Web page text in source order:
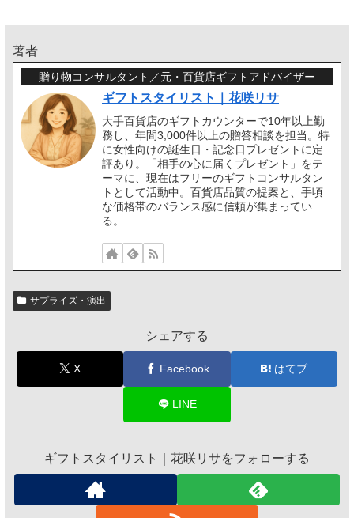
著者
贈り物コンサルタント／元・百貨店ギフトアドバイザー
ギフトスタイリスト｜花咲リサ
大手百貨店のギフトカウンターで10年以上勤
務し、年間3,000件以上の贈答相談を担当。特
に女性向けの誕生日・記念日プレゼントに定
評あり。「相手の心に届くプレゼント」をテ
ーマに、現在はフリーのギフトコンサルタン
トとして活動中。百貨店品質の提案と、手頃
な価格帯のバランス感に信頼が集まってい
る。
サプライズ・演出
シェアする
X Facebook はてブ
LINE
ギフトスタイリスト｜花咲リサをフォローする